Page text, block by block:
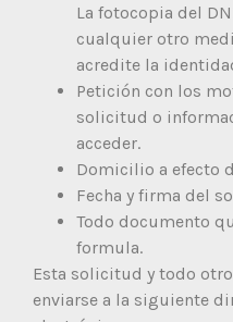
La fotocopia del
cualquier otro
acredite la
Petición con los
solicitud o
acceder.
Domicilio a efecto
Fecha y firma del
Todo documento
formula.
Esta solicitud y todo
enviarse a la siguiente